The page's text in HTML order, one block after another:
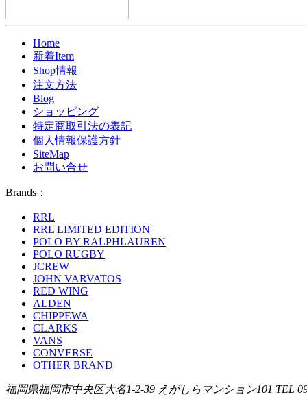
Home
新着Item
Shop情報
注文方法
Blog
ショッピング
特定商取引法の表記
個人情報保護方針
SiteMap
お問い合せ
Brands：
RRL
RRL LIMITED EDITION
POLO BY RALPHLAUREN
POLO RUGBY
JCREW
JOHN VARVATOS
RED WING
ALDEN
CHIPPEWA
CLARKS
VANS
CONVERSE
OTHER BRAND
福岡県福岡市中央区大名1-2-39 えがしらマンション101 TEL